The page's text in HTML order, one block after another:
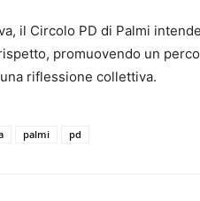
il Circolo PD di Palmi
promuovendo un
riflessione collettiva.
palmi pd